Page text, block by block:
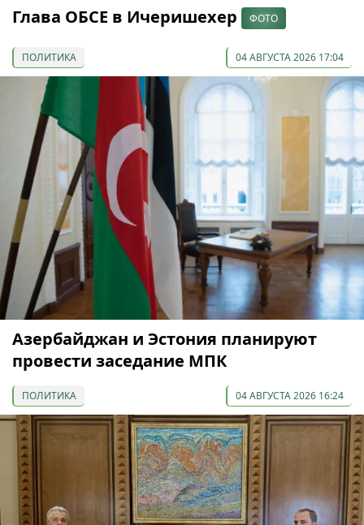
Глава ОБСЕ в Ичеришехер ФОТО
ПОЛИТИКА 04 АВГУСТА 2026 17:04
Азербайджан и Эстония планируют
провести заседание МПК
ПОЛИТИКА 04 АВГУСТА 2026 16:24